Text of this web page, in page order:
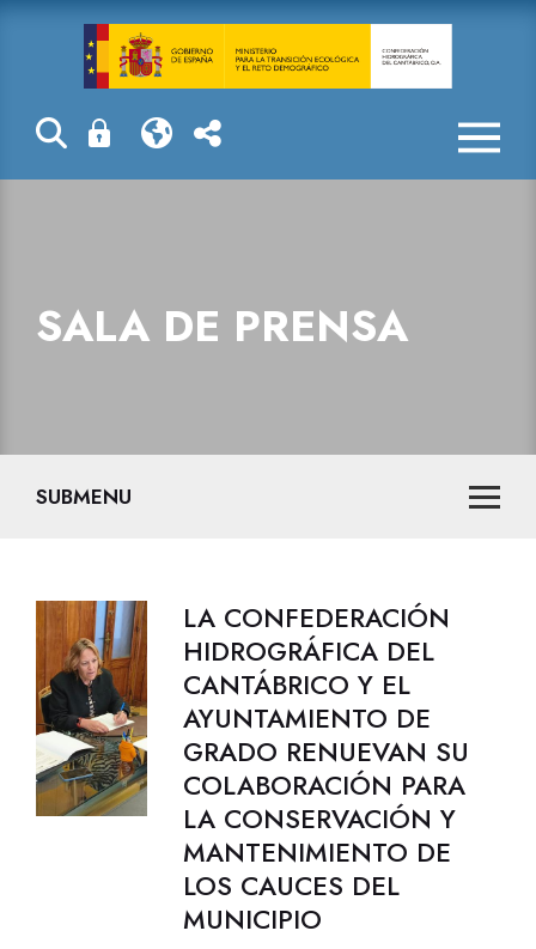
Sala de prensa
SALA DE PRENSA
SUBMENU
LA CONFEDERACIÓN
HIDROGRÁFICA DEL
CANTÁBRICO Y EL
AYUNTAMIENTO DE
GRADO RENUEVAN SU
COLABORACIÓN PARA
LA CONSERVACIÓN Y
MANTENIMIENTO DE
LOS CAUCES DEL
MUNICIPIO